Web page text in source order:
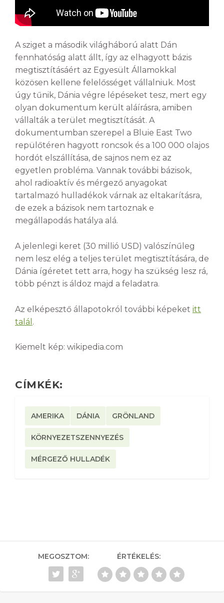
A sziget a második világháború alatt Dán
fennhatóság alatt állt, így az elhagyott bázis
megtisztításáért az Egyesült Államokkal
közösen kellene felelősséget vállalniuk. Most
úgy tűnik, Dánia végre lépéseket tesz, mert egy
olyan dokumentum került aláírásra, amiben
vállalták a terület megtisztítását. A
dokumentumban szerepel a Bluie East Two
repülőtéren hagyott roncsok és a 100 000 olajos
hordót elszállítása, de sajnos nem ez az
egyetlen probléma. Vannak további bázisok,
ahol radioaktív és mérgező anyagokat
tartalmazó hulladékok várnak az eltakarításra,
de ezek a bázisok nem tartoznak e
megállapodás hatálya alá.
A jelenlegi keret (30 millió USD) valószínűleg
nem lesz elég a teljes terület megtisztítására, de
Dánia ígéretet tett arra, hogy ha szükség lesz rá,
több pénzt is áldoz majd a feladatra.
Az elképesztő állapotokról további képeket itt
talál .
Kiemelt kép: wikipedia.com
CÍMKÉK:
AMERIKA DÁNIA GRÖNLAND
KÖRNYEZETSZENNYEZÉS
MÉRGEZŐ HULLADÉK
MEGOSZTOM: ÉRTÉKELÉS: